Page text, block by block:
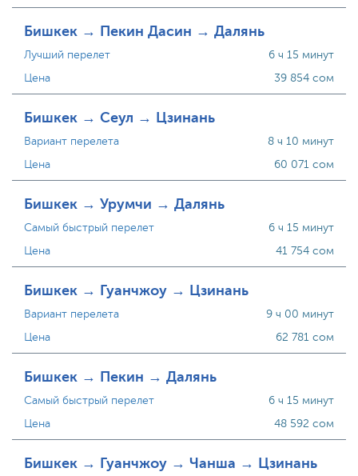
Бишкек → Пекин Дасин → Далянь
Лучший перелет
Цена
6 ч 15 минут
39 854 сом
Бишкек → Сеул → Цзинань
Вариант перелета
Цена
8 ч 10 минут
60 071 сом
Бишкек → Урумчи → Далянь
Самый быстрый перелет
Цена
6 ч 15 минут
41 754 сом
Бишкек → Гуанчжоу → Цзинань
Вариант перелета
Цена
9 ч 00 минут
62 781 сом
Бишкек → Пекин → Далянь
Самый быстрый перелет
Цена
6 ч 15 минут
48 592 сом
Бишкек → Гуанчжоу → Чанша → Цзинань